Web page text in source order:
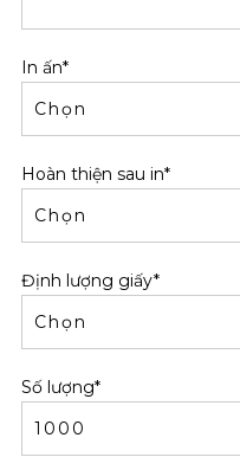
In ấn*
Hoàn thiện sau in*
Định lượng giấy*
Số lượng*